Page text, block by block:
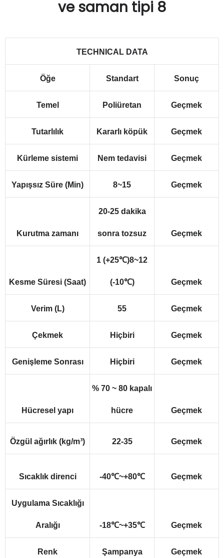
TECHNICAL DATA
Öğe Standart Sonuç
Temel Poliüretan Geçmek
Tutarlılık Kararlı köpük Geçmek
Kürleme sistemi Nem tedavisi Geçmek
Yapışsız Süre (Min) 8~15 Geçmek
Kurutma zamanı
20-25 dakika
sonra tozsuz Geçmek
Kesme Süresi (Saat)
1 (+25℃)8~12
(-10℃) Geçmek
Verim (L) 55 Geçmek
Çekmek Hiçbiri Geçmek
Genişleme Sonrası Hiçbiri Geçmek
Hücresel yapı
% 70 ~ 80 kapalı
hücre Geçmek
Özgül ağırlık (kg/m³) 22-35 Geçmek
Sıcaklık direnci -40℃~+80℃ Geçmek
Uygulama Sıcaklığı
Aralığı -18℃~+35℃ Geçmek
Renk Şampanya Geçmek